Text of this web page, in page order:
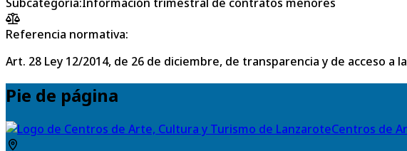
Referencia normativa:
Art. 28 Ley 12/2014, de 26 de diciembre, de transparencia y de acceso a
Pie de página
Centros de